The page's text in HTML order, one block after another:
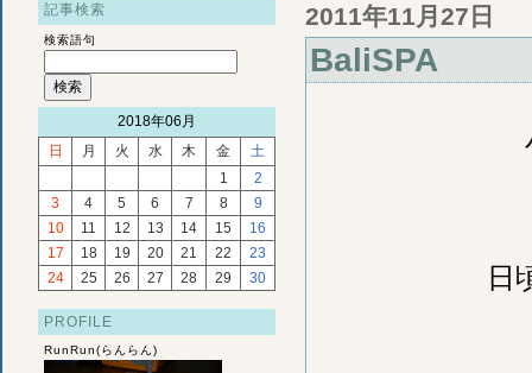
記事検索
検索語句
2018年06月
日
月 火 水 木 金
土
1
2
3
4 5 6 7 8
9
10
11 12 13 14 15
16
17
18 19 20 21 22
23
24
25 26 27 28 29 30
PROFILE
RunRun(らんらん)
2011年11月27日
BaliSPA
日